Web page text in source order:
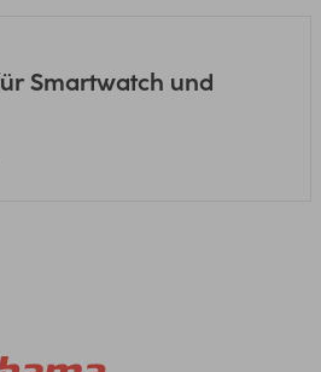
Smartwatch und